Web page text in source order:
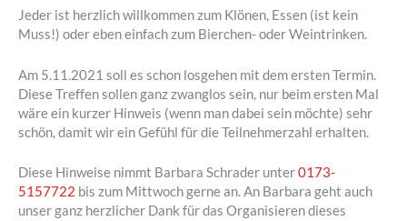
Jeder ist herzlich willkommen zum Klönen, Essen (ist kein
Muss!) oder eben einfach zum Bierchen- oder Weintrinken.
Am 5.11.2021 soll es schon losgehen mit dem ersten Termin.
Diese Treffen sollen ganz zwanglos sein, nur beim ersten Mal
wäre ein kurzer Hinweis (wenn man dabei sein möchte) sehr
schön, damit wir ein Gefühl für die Teilnehmerzahl erhalten.
Diese Hinweise nimmt Barbara Schrader unter0173-
5157722 bis zum Mittwoch gerne an. An Barbara geht auch
unser ganz herzlicher Dank für das Organisieren dieses